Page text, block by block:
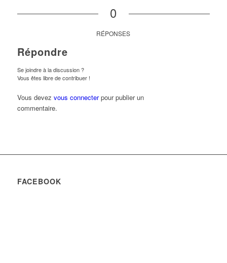
0
RÉPONSES
Répondre
Se joindre à la discussion ?
Vous êtes libre de contribuer !
Vous devez vous connecterpour publier un
commentaire.
FACEBOOK